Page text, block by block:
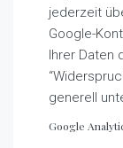
jederzeit
Google-
Ihrer Daten
generell
Google